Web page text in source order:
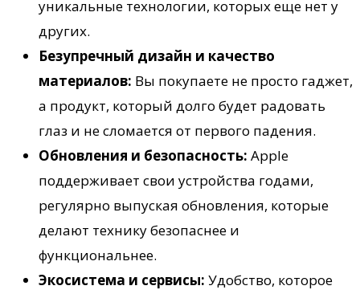
уникальные технологии, которых еще нет у
других.
Безупречный дизайн и качество
материалов: Вы покупаете не просто гаджет,
а продукт, который долго будет радовать
глаз и не сломается от первого падения.
Обновления и безопасность: Apple
поддерживает свои устройства годами,
регулярно выпуская обновления, которые
делают технику безопаснее и
функциональнее.
Экосистема и сервисы: Удобство, которое